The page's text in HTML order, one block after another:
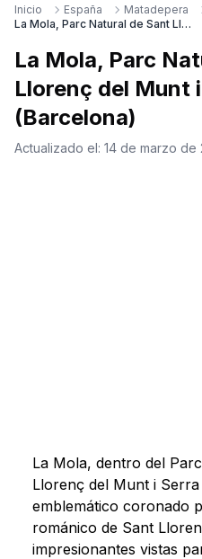
Inicio España Matadepera
La Mola, Parc Natural de Sant Llorenç del Munt i Serra de l'Obac (Barcelona)
La Mola, Parc
Llorenç del Munt
(Barcelona)
Actualizado el: 14 de marzo de
La Mola, dentro del
Llorenç del Munt i
emblemático coronado
románico de Sant
impresionantes vistas